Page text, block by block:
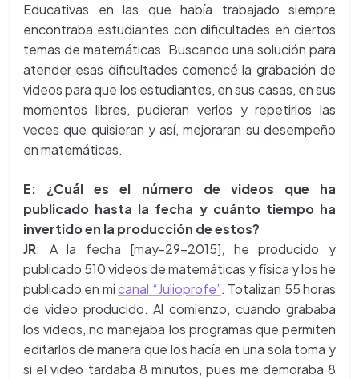
Educativas en las que había trabajado siempre
encontraba estudiantes con dificultades en ciertos
temas de matemáticas. Buscando una solución para
atender esas dificultades comencé la grabación de
videos para que los estudiantes, en sus casas, en sus
momentos libres, pudieran verlos y repetirlos las
veces que quisieran y así, mejoraran su desempeño
en matemáticas.
E: ¿Cuál es el número de videos que ha
publicado hasta la fecha y cuánto tiempo ha
invertido en la producción de estos?
JR: A la fecha [may-29-2015], he producido y
publicado 510 videos de matemáticas y física y los he
publicado en micanal “Julioprofe”. Totalizan 55 horas
de video producido. Al comienzo, cuando grababa
los videos, no manejaba los programas que permiten
editarlos de manera que los hacía en una sola toma y
si el video tardaba 8 minutos, pues me demoraba 8